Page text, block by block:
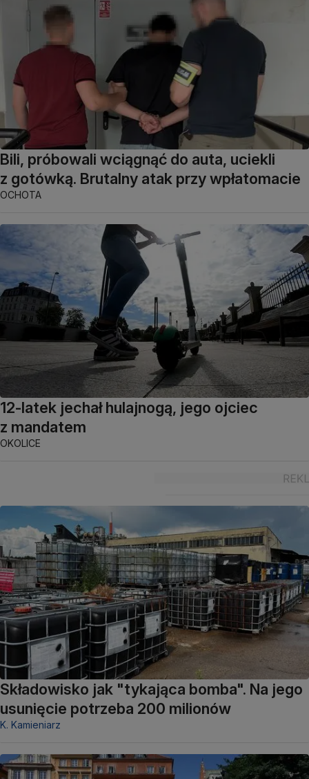
Bili, próbowali wciągnąć do auta, uciekli
z gotówką. Brutalny atak przy wpłatomacie
OCHOTA
12-latek jechał hulajnogą, jego ojciec
z mandatem
OKOLICE
Składowisko jak "tykająca bomba". Na jego
usunięcie potrzeba 200 milionów
K. Kamieniarz